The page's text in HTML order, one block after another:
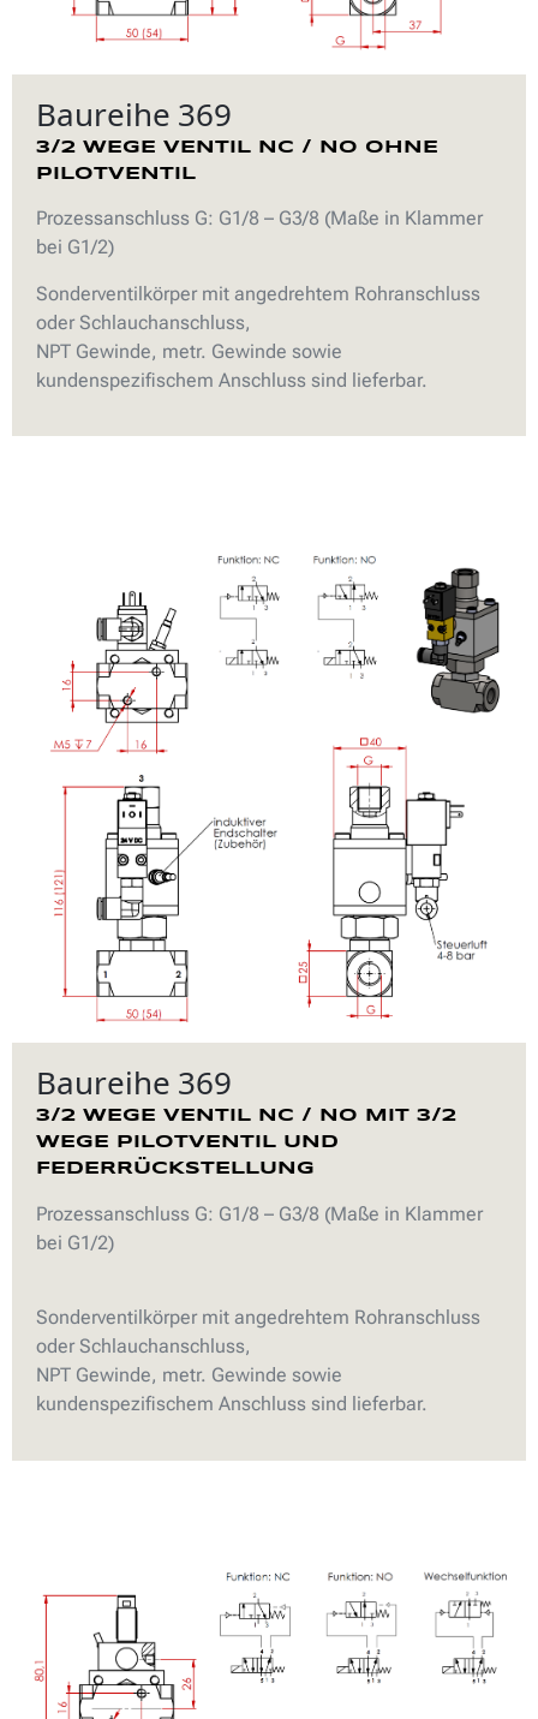
Baureihe 369
3/2 WEGE VENTIL NC / NO OHNE
PILOTVENTIL
Prozessanschluss G: G1/8 – G3/8 (Maße in Klammer
bei G1/2)
Sonderventilkörper mit angedrehtem Rohranschluss
oder Schlauchanschluss,
NPT Gewinde, metr. Gewinde sowie
kundenspezifischem Anschluss sind lieferbar.
Baureihe 369
3/2 WEGE VENTIL NC / NO MIT 3/2
WEGE PILOTVENTIL UND
FEDERRÜCKSTELLUNG
Prozessanschluss G: G1/8 – G3/8 (Maße in Klammer
bei G1/2)
Sonderventilkörper mit angedrehtem Rohranschluss
oder Schlauchanschluss,
NPT Gewinde, metr. Gewinde sowie
kundenspezifischem Anschluss sind lieferbar.